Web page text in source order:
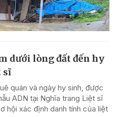
dưới lòng đất đến hy
sĩ
quán và ngày hy sinh, được
ADN tại Nghĩa trang Liệt sĩ
hội xác định danh tính của liệt